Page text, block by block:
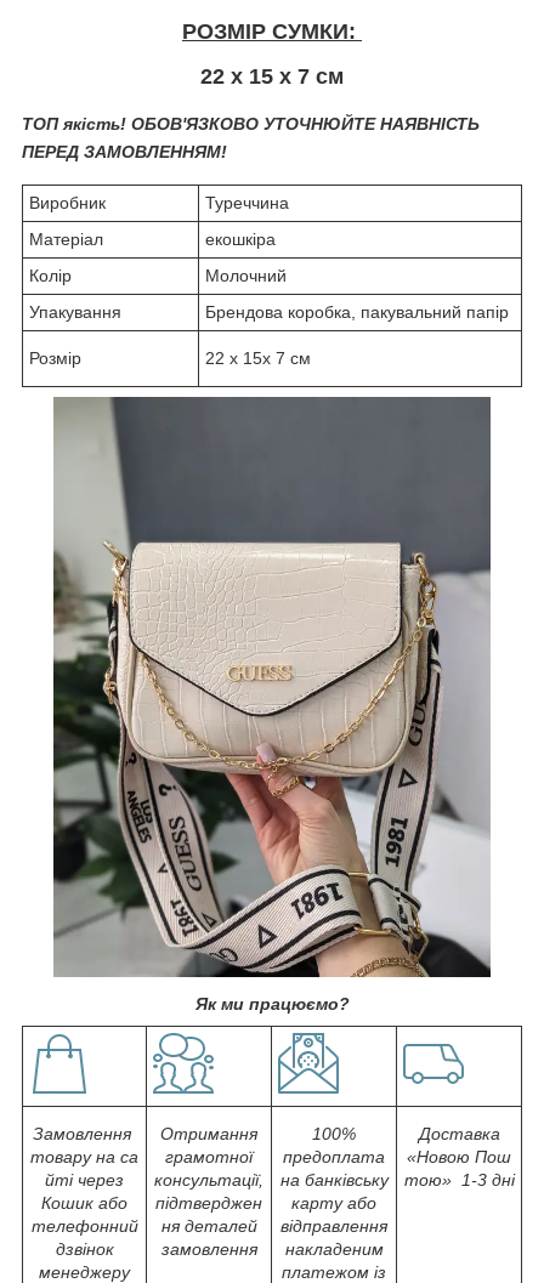
РОЗМІР СУМКИ:
22 х 15 х 7 см
ТОП якість! ОБОВ'ЯЗКОВО УТОЧНЮЙТЕ НАЯВНІСТЬ
ПЕРЕД ЗАМОВЛЕННЯМ!
Виробник
Туреччина
Матеріал
екошкіра
Колір
Молочний
Упакування
Брендова коробка, пакувальний папір
Розмір 22 х 15х 7 см
Як ми працюємо?
Замовлення
товару на са
йті через
Кошик або
телефонний
дзвінок
менеджеру
Отримання
грамотної
консультації,
підтверджен
ня деталей
замовлення
100%
предоплата
на банківську
карту або
відправлення
накладеним
платежом із
Доставка
«Новою Пош
тою» 1-3 дні